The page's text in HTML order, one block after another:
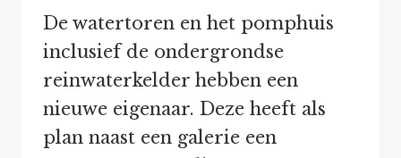
De watertoren en het pomphuis
inclusief de ondergrondse
reinwaterkelder hebben een
nieuwe eigenaar. Deze heeft als
plan naast een galerie een